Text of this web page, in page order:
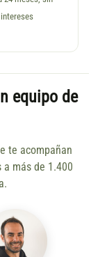
intereses
equipo de
te acompañan
más de 1.400